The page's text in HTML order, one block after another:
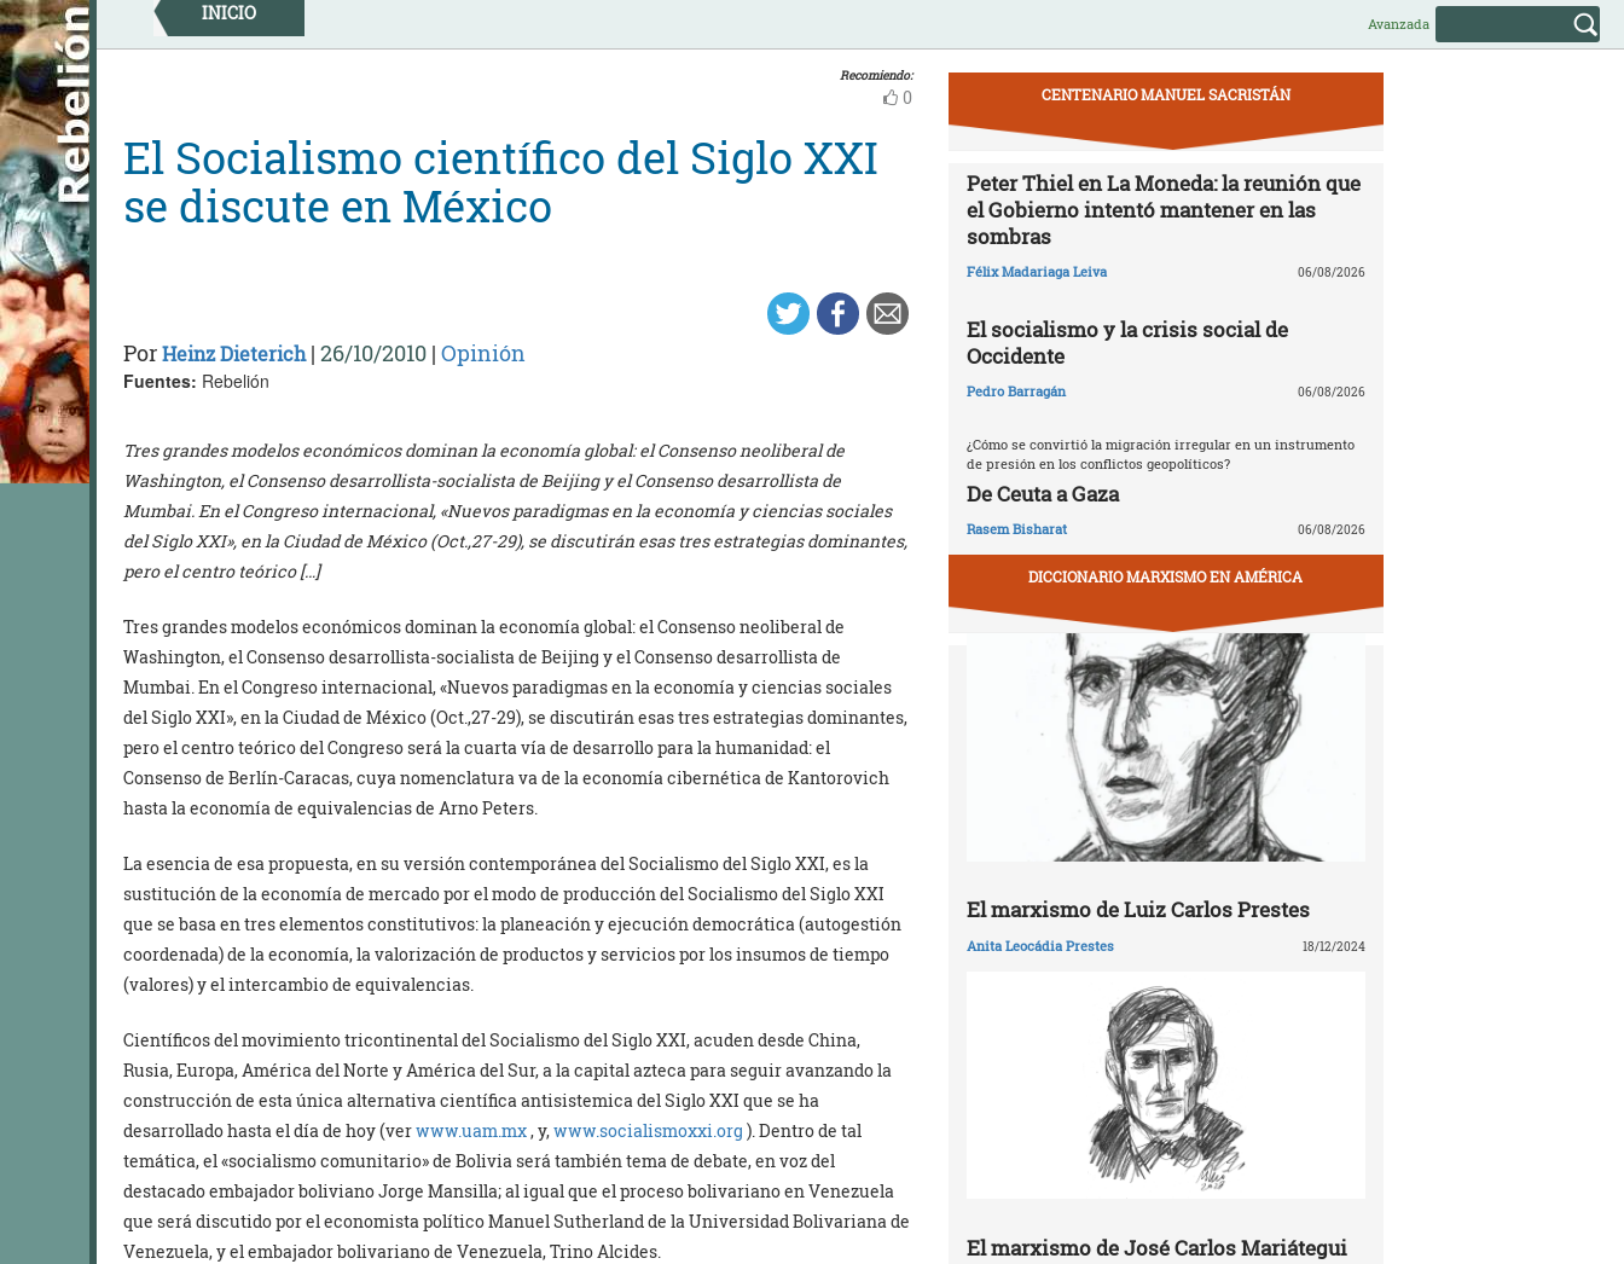
Skip
to
content
INICIO Avanzada
Recomiendo:
0
El Socialismo científico del Siglo XXI
se discute en México
PorHeinz Dieterich| 26/10/2010 | Opinión
Fuentes: Rebelión
Tres grandes modelos económicos dominan la economía global: el Consenso neoliberal de
Washington, el Consenso desarrollista-socialista de Beijing y el Consenso desarrollista de
Mumbai. En el Congreso internacional, «Nuevos paradigmas en la economía y ciencias sociales
del Siglo XXI», en la Ciudad de México (Oct.,27-29), se discutirán esas tres estrategias dominantes,
pero el centro teórico […]
Tres grandes modelos económicos dominan la economía global: el Consenso neoliberal de
Washington, el Consenso desarrollista-socialista de Beijing y el Consenso desarrollista de
Mumbai. En el Congreso internacional, «Nuevos paradigmas en la economía y ciencias sociales
del Siglo XXI», en la Ciudad de México (Oct.,27-29), se discutirán esas tres estrategias dominantes,
pero el centro teórico del Congreso será la cuarta vía de desarrollo para la humanidad: el
Consenso de Berlín-Caracas, cuya nomenclatura va de la economía cibernética de Kantorovich
hasta la economía de equivalencias de Arno Peters.
La esencia de esa propuesta, en su versión contemporánea del Socialismo del Siglo XXI, es la
sustitución de la economía de mercado por el modo de producción del Socialismo del Siglo XXI
que se basa en tres elementos constitutivos: la planeación y ejecución democrática (autogestión
coordenada) de la economía, la valorización de productos y servicios por los insumos de tiempo
(valores) y el intercambio de equivalencias.
Científicos del movimiento tricontinental del Socialismo del Siglo XXI, acuden desde China,
Rusia, Europa, América del Norte y América del Sur, a la capital azteca para seguir avanzando la
construcción de esta única alternativa científica antisistemica del Siglo XXI que se ha
desarrollado hasta el día de hoy (verwww.uam.mx, y,www.socialismoxxi.org ). Dentro de tal
temática, el «socialismo comunitario» de Bolivia será también tema de debate, en voz del
destacado embajador boliviano Jorge Mansilla; al igual que el proceso bolivariano en Venezuela
que será discutido por el economista político Manuel Sutherland de la Universidad Bolivariana de
Venezuela, y el embajador bolivariano de Venezuela, Trino Alcides.
CENTENARIO MANUEL SACRISTÁN
Peter Thiel en La Moneda: la reunión que
el Gobierno intentó mantener en las
sombras
Félix Madariaga Leiva 06/08/2026
El socialismo y la crisis social de
Occidente
Pedro Barragán 06/08/2026
¿Cómo se convirtió la migración irregular en un instrumento
de presión en los conflictos geopolíticos?
De Ceuta a Gaza
Rasem Bisharat 06/08/2026
DICCIONARIO MARXISMO EN AMÉRICA
El marxismo de Luiz Carlos Prestes
Anita Leocádia Prestes 18/12/2024
El marxismo de José Carlos Mariátegui